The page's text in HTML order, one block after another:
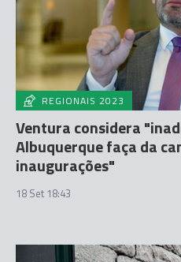
REGIONAIS 2023
Ventura considera
Albuquerque faça da
inaugurações"
18 Set 18:43